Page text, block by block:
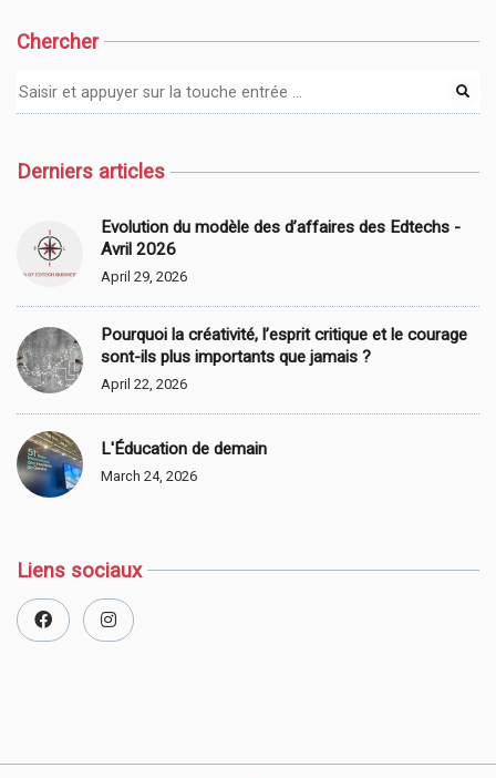
Chercher
Derniers articles
Evolution du modèle des d’affaires des Edtechs -
Avril 2026
April 29, 2026
Pourquoi la créativité, l’esprit critique et le courage
sont-ils plus importants que jamais ?
April 22, 2026
L'Éducation de demain
March 24, 2026
Liens sociaux